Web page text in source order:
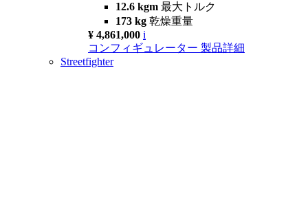
12.6 kgm 最大トルク
173 kg 乾燥重量
¥ 4,861,000 i
コンフィギュレーター 製品詳細
Streetfighter